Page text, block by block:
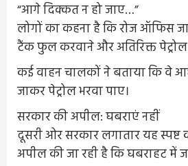
“आगे दिक्कत न हो जाए…”
लोगों का कहना है कि रोज ऑफिस
टैंक फुल करवाने और अतिरिक्त
कई वाहन चालकों ने बताया कि वे
जाकर पेट्रोल भरवा पाए।
सरकार की अपील: घबराएं नहीं
दूसरी ओर सरकार लगातार यह स्पष्ट
अपील की जा रही है कि घबराहट में